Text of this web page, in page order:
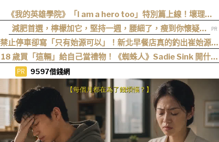
《我的英雄學院》「I am a hero too」特別篇上線！壞理版
〈Hero too〉正式公開！
減肥首選，檸檬加它，堅持一週，腰細了，瘦到你懷疑人
生
禁止停車卻寫「只有始源可以」！新北早餐店真的釣出崔始源本
尊朝聖
18 歲買「這輛」給自己當禮物！《蜘蛛人》Sadie Sink 開什麼
PR 9597借錢網